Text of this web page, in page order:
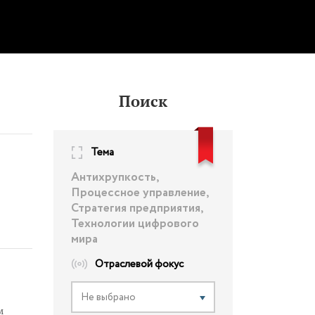
Поиск
Тема
Антихрупкость,
Процессное управление,
Стратегия предприятия,
Технологии цифрового
мира
Отраслевой фокус
Не выбрано